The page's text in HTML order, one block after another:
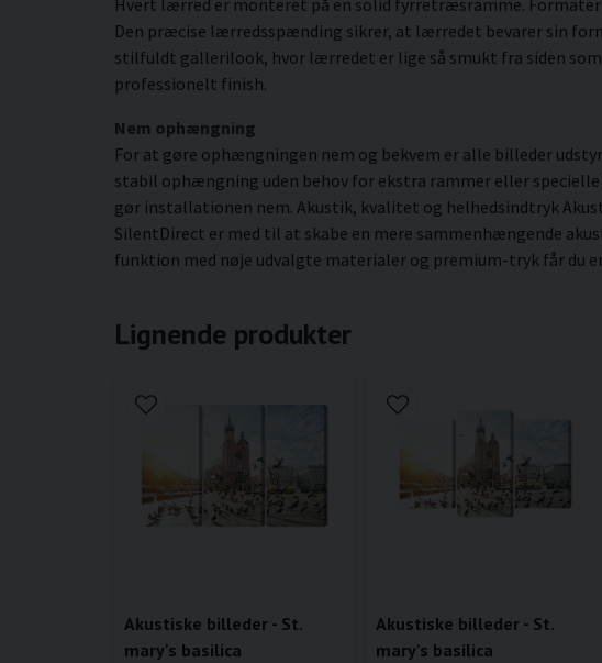
Den præcise lærredsspænding sikrer, at lærredet bevarer sin
stilfuldt gallerilook, hvor lærredet er lige så smukt fra siden
professionelt finish.
Nem ophængning
For at gøre ophængningen nem og bekvem er alle billeder
stabil ophængning uden behov for ekstra rammer eller
gør installationen nem. Akustik, kvalitet og helhedsindtryk
SilentDirect er med til at skabe en mere sammenhængende
funktion med nøje udvalgte materialer og premium-tryk får du
Lignende produkter
Akustiske billeder - St.
mary's basilica
Akustiske billeder - St.
mary's basilica